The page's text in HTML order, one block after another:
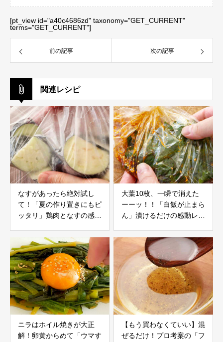
[pt_view id="a40c4686zd" taxonomy="GET_CURRENT"
terms="GET_CURRENT"]
前の記事 次の記事
関連レシピ
なすがあったら絶対試し
て！「夏の作り置きにもピ
ッタリ」鶏肉となすの感動
大葉10枚、一瞬で消えた
ーーッ！！「白飯が止まら
ん」漬けるだけの感動レシ
ニラはホイル焼きが大正
解！卵黄からめて「ウマす
【もう買わなくていい】混
ぜるだけ！プロ考案の「フ